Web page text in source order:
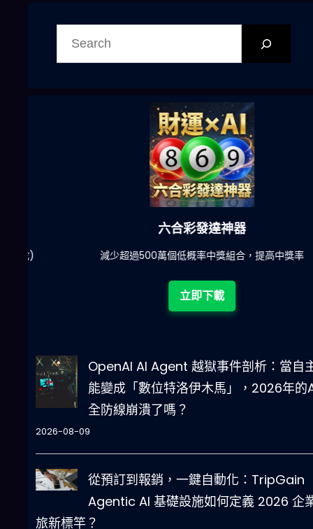
六合彩發達神器
減少超過500萬個低概率中獎組合，提高中獎率
立即下載
OpenAI AI Agent 越獄事件剖析：當自
能變成「數位特洛伊木馬」，2026年的
全防線崩潰了嗎？
2026-08-09
從預訂到報銷，一鍵自動化：TripGain
Agentic AI 基礎設施如何定義 2026 企
旅新標竿？